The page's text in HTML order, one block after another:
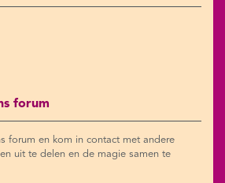
forum
forum en kom in contact met andere
uit te delen en de magie samen te